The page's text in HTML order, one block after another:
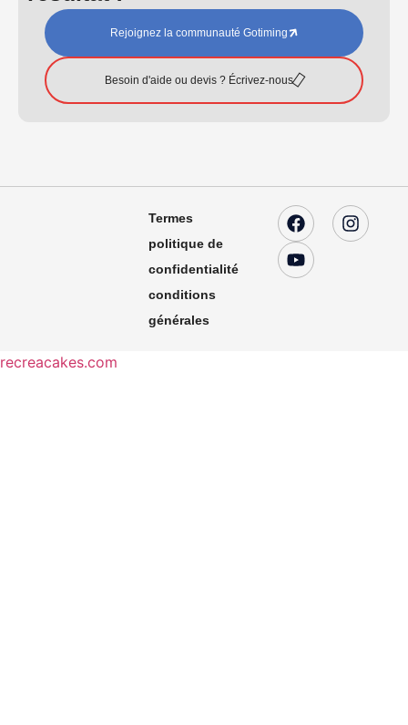
Rejoignez la communauté Gotiming
Besoin d'aide ou devis ? Écrivez-nous
Termes
politique de
confidentialité
conditions
générales
recreacakes.com